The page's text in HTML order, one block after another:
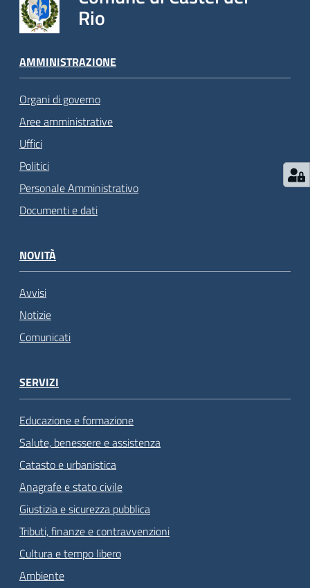
Rio
AMMINISTRAZIONE
Organi di governo
Aree amministrative
Uffici
Politici
Personale Amministrativo
Documenti e dati
NOVITÀ
Avvisi
Notizie
Comunicati
SERVIZI
Educazione e formazione
Salute, benessere e assistenza
Catasto e urbanistica
Anagrafe e stato civile
Giustizia e sicurezza pubblica
Tributi, finanze e contravvenzioni
Cultura e tempo libero
Ambiente